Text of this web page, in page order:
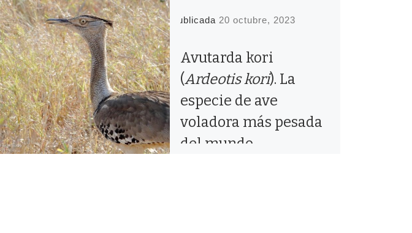
Publicada20 octubre, 2023
Avutarda kori
(Ardeotis kori). La
especie de ave
voladora más pesada
del mundo.